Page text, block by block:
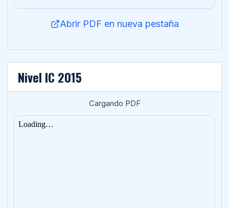
Abrir PDF en nueva pestaña
Nivel IC 2015
Cargando PDF